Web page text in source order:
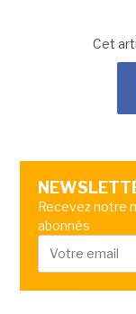
Cet
Recevez notre
abonnés